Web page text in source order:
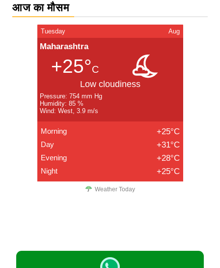
आज का मौसम
Tuesday Aug
Maharashtra
+25°C
Low cloudiness
Pressure: 754 mm Hg
Humidity: 85 %
Wind: West, 3.9 m/s
Morning +25°C
Day +31°C
Evening +28°C
Night +25°C
Weather Today